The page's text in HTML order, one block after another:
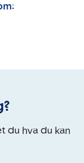
du hva du kan